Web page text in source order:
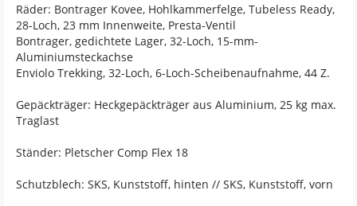
Räder: Bontrager Kovee, Hohlkammerfelge, Tubeless Ready,
28-Loch, 23 mm Innenweite, Presta-Ventil
Bontrager, gedichtete Lager, 32-Loch, 15-mm-
Aluminiumsteckachse
Enviolo Trekking, 32-Loch, 6-Loch-Scheibenaufnahme, 44 Z.
Gepäckträger: Heckgepäckträger aus Aluminium, 25 kg max.
Traglast
Ständer: Pletscher Comp Flex 18
Schutzblech: SKS, Kunststoff, hinten // SKS, Kunststoff, vorn